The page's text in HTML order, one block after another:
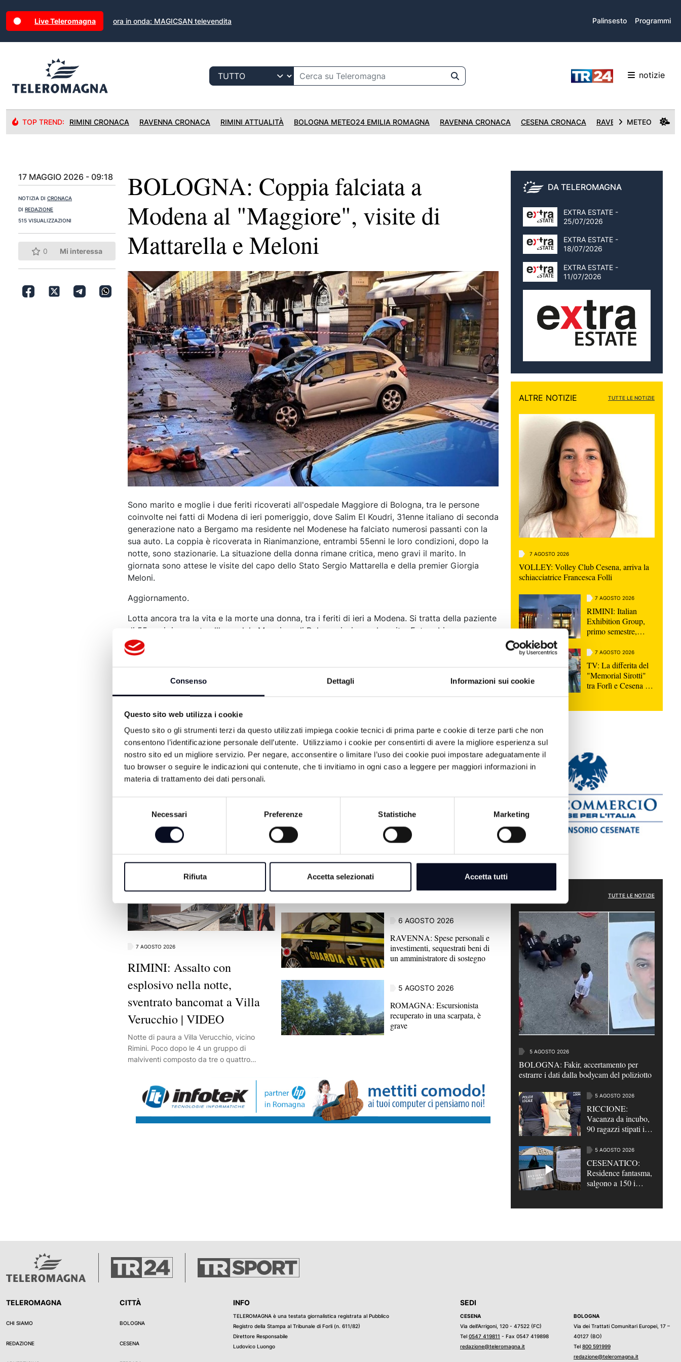
Consenso Dettagli Informazioni sui cookie
Questo sito web utilizza i cookie
Questo sito o gli strumenti terzi da questo utilizzati impiega cookie tecnici di prima parte e cookie di terze parti che non
consentono l’identificazione personale dell’utente. Utilizziamo i cookie per consentirti di avere la migliore esperienza sul
nostro sito ed un migliore servizio. Per negare, acconsentire o limitare l’uso dei cookie puoi impostare adeguatamente il
tuo browser o seguire le indicazioni qui contenute, che ti invitiamo in ogni caso a leggere per maggiori informazioni in
materia di trattamento dei dati personali.
Necessari Preferenze Statistiche Marketing
Rifiuta Accetta selezionati Accetta tutti
Live Teleromagna ora in onda: MAGICSAN televendita Palinsesto Programmi
notizie
TOP TREND: RIMINI CRONACA RAVENNA CRONACA RIMINI ATTUALITÀ BOLOGNA METEO24 EMILIA ROMAGNA RAVENNA CRONACA CESENA CRONACA RAVENNA CRONACA
METEO
17 MAGGIO 2026 - 09:18
NOTIZIA DI CRONACA
DI REDAZIONE
515 VISUALIZZAZIONI
0 Mi interessa
BOLOGNA: Coppia falciata a
Modena al "Maggiore", visite di
Mattarella e Meloni
Sono marito e moglie i due feriti ricoverati all'ospedale Maggiore di Bologna, tra le persone
coinvolte nei fatti di Modena di ieri pomeriggio, dove Salim El Koudri, 31enne italiano di seconda
generazione nato a Bergamo ma residente nel Modenese ha falciato numerosi passanti con la
sua auto. La coppia è ricoverata in Rianimanzione, entrambi 55enni le loro condizioni, dopo la
notte, sono stazionarie. La situazione della donna rimane critica, meno gravi il marito. In
giornata sono attese le visite del capo dello Stato Sergio Mattarella e della premier Giorgia
Meloni.
Aggiornamento.
Lotta ancora tra la vita e la morte una donna, tra i feriti di ieri a Modena. Si tratta della paziente
di 55 anni ricoverata all'ospedale Maggiore di Bologna insieme al marito. Entrambi sono
ricoverati in Rianimazione in condizioni definite stabili. La donna, fa sapere l'Aou di Modena in
un bollettino complessivo, presenta diversi traumi: le sue condizioni sono in lieve miglioramento
ma restano critiche e resta il pericolo di vita. Il marito, anche lui di 55 anni con diversi traumi, è
stabile, non più in immediato pericolo di vita. La Direzione Ospedaliera del Maggiore ha attivato
(Foto: Ipa Agency)
ALTRE NOTIZIE DI CRONACA
7 AGOSTO 2026
RIMINI: Assalto con
esplosivo nella notte,
sventrato bancomat a Villa
Verucchio | VIDEO
Notte di paura a Villa Verucchio, vicino
Rimini. Poco dopo le 4 un gruppo di
malviventi composto da tre o quattro
filiale della Banca Malatestiana in via Tenuta
6 AGOSTO 2026
le tracce del giovane che aiutò gli
agenti
6 AGOSTO 2026
RAVENNA: Spese personali e
investimenti, sequestrati beni di
un amministratore di sostegno
5 AGOSTO 2026
ROMAGNA: Escursionista
recuperato in una scarpata, è
grave
DA TELEROMAGNA
EXTRA ESTATE -
25/07/2026
EXTRA ESTATE -
18/07/2026
EXTRA ESTATE -
11/07/2026
ALTRE NOTIZIE TUTTE LE NOTIZIE
7 AGOSTO 2026
VOLLEY: Volley Club Cesena, arriva la
schiacciatrice Francesca Folli
7 AGOSTO 2026
RIMINI: Italian
Exhibition Group,
primo semestre,
9%7 AGOSTO 2026
TV: La differita del
"Memorial Sirotti"
tra Forlì e Cesena in
TUTTE LE NOTIZIE
5 AGOSTO 2026
BOLOGNA: Fakir, accertamento per
estrarre i dati dalla bodycam del poliziotto
5 AGOSTO 2026
RICCIONE:
Vacanza da incubo,
90 ragazzi stipati in
5 AGOSTO 2026
CESENATICO:
Residence fantasma,
salgono a 150 i
TELEROMAGNA
CHI SIAMO
REDAZIONE
CITTÀ
BOLOGNA
CESENA
INFO
TELEROMAGNA è una testata giornalistica registrata al Pubblico
Registro della Stampa al Tribunale di Forli (n. 611/82)
Direttore Responsabile
Ludovico Luongo
SEDI
CESENA
Via dell’Arrigoni, 120 - 47522 (FC)
Tel 0547 419811 - Fax 0547 419898
redazione@teleromagna.it
BOLOGNA
Via dei Trattati Comunitari Europei, 17 –
40127 (BO)
Tel 800 591999
redazione@teleromagna.it